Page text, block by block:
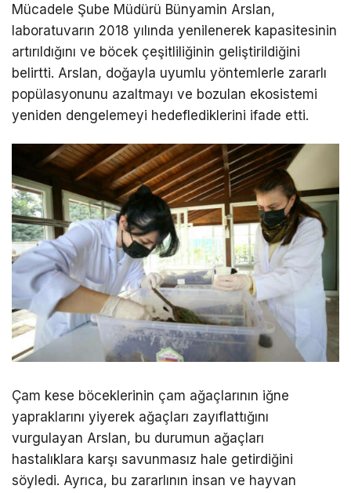
Mücadele Şube Müdürü Bünyamin Arslan,
laboratuvarın 2018 yılında yenilenerek kapasitesinin
artırıldığını ve böcek çeşitliliğinin geliştirildiğini
belirtti. Arslan, doğayla uyumlu yöntemlerle zararlı
popülasyonunu azaltmayı ve bozulan ekosistemi
yeniden dengelemeyi hedeflediklerini ifade etti.
Çam kese böceklerinin çam ağaçlarının iğne
yapraklarını yiyerek ağaçları zayıflattığını
vurgulayan Arslan, bu durumun ağaçları
hastalıklara karşı savunmasız hale getirdiğini
söyledi. Ayrıca, bu zararlının insan ve hayvan